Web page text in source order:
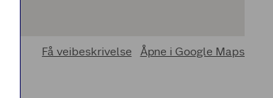
Få veibeskrivelse Åpne i Google Maps